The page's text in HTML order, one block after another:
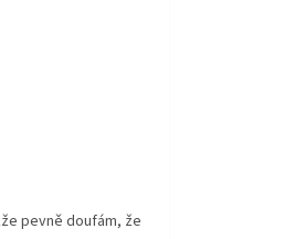
pevně doufám, že